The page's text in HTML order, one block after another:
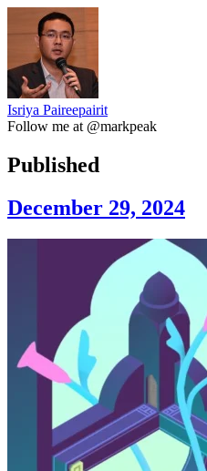
Isriya Paireepairit
Follow me at @markpeak
Published
December 29, 2024